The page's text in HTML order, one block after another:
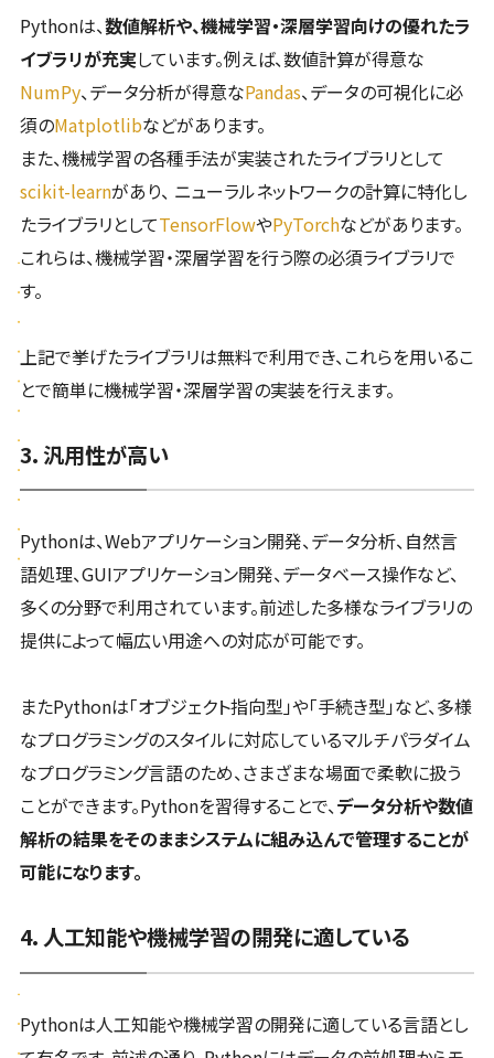
Pythonは、数値解析や、機械学習・深層学習向けの優れたラ
イブラリが充実しています。例えば、数値計算が得意な
NumPy、データ分析が得意なPandas、データの可視化に必
須のMatplotlibなどがあります。
また、機械学習の各種手法が実装されたライブラリとして
scikit-learnがあり、 ニューラルネットワークの計算に特化し
たライブラリとしてTensorFlowやPyTorchなどがあります。
これらは、機械学習・深層学習を行う際の必須ライブラリで
す。
上記で挙げたライブラリは無料で利用でき、これらを用いるこ
とで簡単に機械学習・深層学習の実装を行えます。
3. 汎用性が高い
Pythonは、Webアプリケーション開発、データ分析、自然言
語処理、GUIアプリケーション開発、データベース操作など、
多くの分野で利用されています。前述した多様なライブラリの
提供によって幅広い用途への対応が可能です。
またPythonは「オブジェクト指向型」や「手続き型」など、多様
なプログラミングのスタイルに対応しているマルチパラダイム
なプログラミング言語のため、さまざまな場面で柔軟に扱う
ことができます。Pythonを習得することで、データ分析や数値
解析の結果をそのままシステムに組み込んで管理することが
可能になります。
4. 人工知能や機械学習の開発に適している
Pythonは人工知能や機械学習の開発に適している言語とし